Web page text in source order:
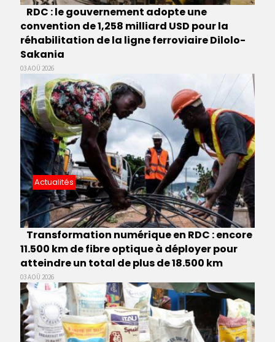
RDC : le gouvernement adopte une
convention de 1,258 milliard USD pour la
réhabilitation de la ligne ferroviaire Dilolo-
Sakania
03 AOÛ 2026
Actualités
Transformation numérique en RDC : encore
11.500 km de fibre optique à déployer pour
atteindre un total de plus de 18.500 km
03 AOÛ 2026